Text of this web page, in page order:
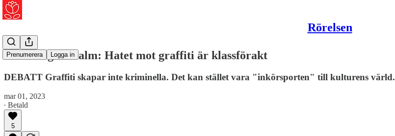
Rörelsen
Prenumerera Logga in
Alva Mogert Palm: Hatet mot graffiti är klassförakt
DEBATT Graffiti skapar inte kriminella. Det kan stället vara "inkörsporten" till kulturens värld.
mar 01, 2023
∙ Betald
5